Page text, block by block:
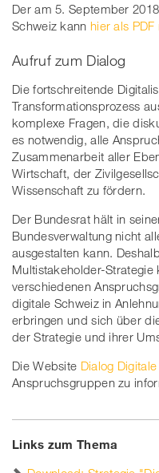
Der am 5. September
Schweiz kann hier als
Aufruf zum Dialog
Die fortschreitende
Transformationsprozess
komplexe Fragen, die
es notwendig, alle
Zusammenarbeit aller
Wirtschaft, der
Wissenschaft zu fördern.
Der Bundesrat hält in
Bundesverwaltung nicht
ausgestalten kann.
Multistakeholder-
verschiedenen
digitale Schweiz in
erbringen und sich über
der Strategie und ihrer
Die Website Dialog
Anspruchsgruppen zu
Links zum Thema